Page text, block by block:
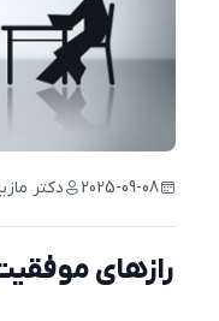
2025-09-08 دکتر مازیار
رازهای